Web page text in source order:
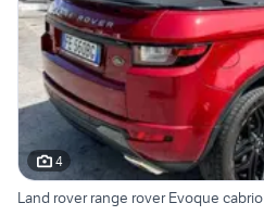
4
Land rover range rover Evoque cabrio